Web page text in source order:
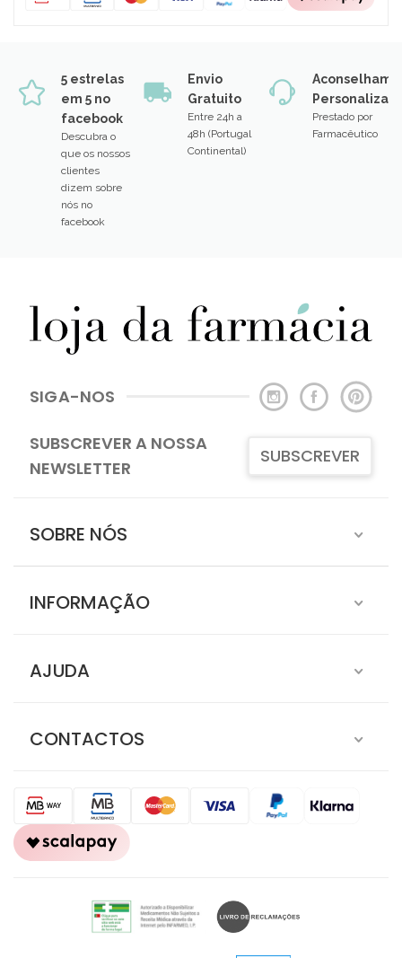
5 estrelas
em 5 no
facebook
Descubra o
que os nossos
clientes
dizem sobre
nós no
facebook
Envio
Gratuito
Entre 24h a
48h (Portugal
Continental)
Prestado por
Farmacêutico
SIGA-NOS
SUBSCREVER A NOSSA
NEWSLETTER
SUBSCREVER
SOBRE NÓS
INFORMAÇÃO
AJUDA
CONTACTOS